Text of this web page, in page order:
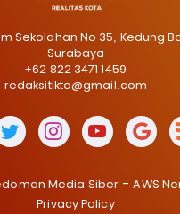
Sekolahan No 35, Kedung
Surabaya
+62 822 3471 1459
redaksitikta@gmail.com
Media Siber
AWS
Privacy Policy